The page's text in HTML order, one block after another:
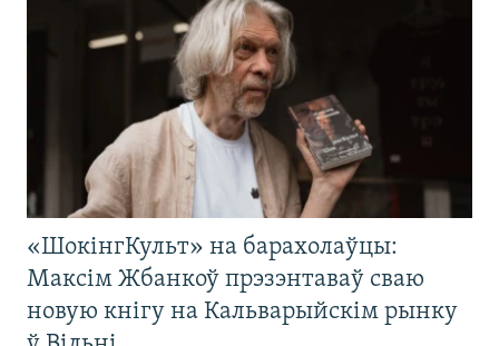
«ШокінгКульт» на барахолаўцы:
Максім Жбанкоў прэзэнтаваў сваю
новую кнігу на Кальварыйскім рынку